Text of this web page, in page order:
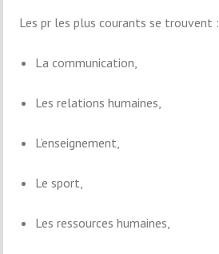
Les pr les plus courants se trouvent :
La communication,
Les relations humaines,
L’enseignement,
Le sport,
Les ressources humaines,